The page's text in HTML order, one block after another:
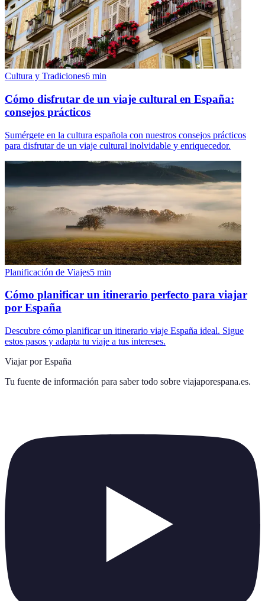
Cultura y Tradiciones6 min
Cómo disfrutar de un viaje cultural en España:
consejos prácticos
Sumérgete en la cultura española con nuestros consejos prácticos
para disfrutar de un viaje cultural inolvidable y enriquecedor.
Planificación de Viajes5 min
Cómo planificar un itinerario perfecto para viajar
por España
Descubre cómo planificar un itinerario viaje España ideal. Sigue
estos pasos y adapta tu viaje a tus intereses.
Viajar por España
Tu fuente de información para saber todo sobre viajaporespana.es.